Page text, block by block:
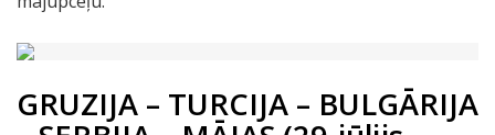
GRUZIJA – TURCIJA – BULGĀRIJA